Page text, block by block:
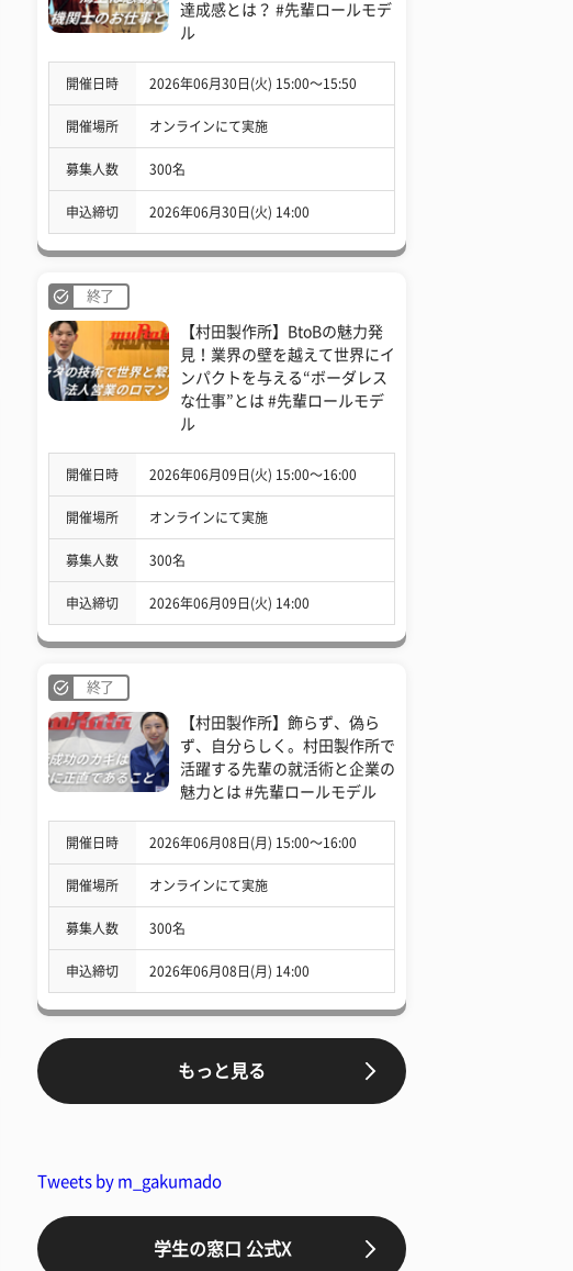
達成感とは？ #先輩ロールモデ
ル
開催日時 2026年06月30日(火) 15:00〜15:50
開催場所 オンラインにて実施
募集人数 300名
申込締切 2026年06月30日(火) 14:00
終了
【村田製作所】BtoBの魅力発
見！業界の壁を越えて世界にイ
ンパクトを与える“ボーダレス
な仕事”とは #先輩ロールモデ
ル
開催日時 2026年06月09日(火) 15:00〜16:00
開催場所 オンラインにて実施
募集人数 300名
申込締切 2026年06月09日(火) 14:00
終了
【村田製作所】飾らず、偽ら
ず、自分らしく。村田製作所で
活躍する先輩の就活術と企業の
魅力とは #先輩ロールモデル
開催日時 2026年06月08日(月) 15:00〜16:00
開催場所 オンラインにて実施
募集人数 300名
申込締切 2026年06月08日(月) 14:00
もっと見る
Tweets by m_gakumado
学生の窓口 公式X